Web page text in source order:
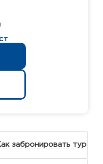
забронировать тур